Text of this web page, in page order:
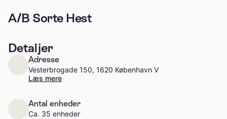
A/B Sorte Hest
Detaljer
Adresse
Vesterbrogade 150, 1620 København V
Læs mere
Antal enheder
Ca. 35 enheder